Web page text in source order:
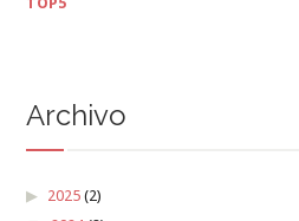
Archivo
2025 (2)